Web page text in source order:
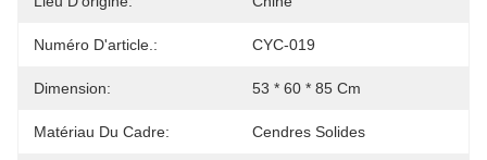
Numéro D'article.: CYC-019
Dimension: 53 * 60 * 85 Cm
Matériau Du Cadre: Cendres Solides